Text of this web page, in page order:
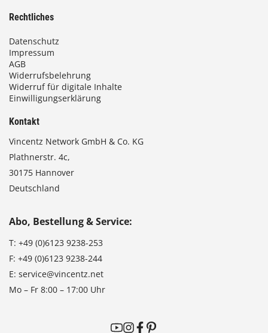
Rechtliches
Datenschutz
Impressum
AGB
Widerrufsbelehrung
Widerruf für digitale Inhalte
Einwilligungserklärung
Kontakt
Vincentz Network GmbH & Co. KG
Plathnerstr. 4c,
30175 Hannover
Deutschland
Abo, Bestellung & Service:
T: +49 (0)6123 9238-253
F: +49 (0)6123 9238-244
E: service@vincentz.net
Mo – Fr 8:00 – 17:00 Uhr